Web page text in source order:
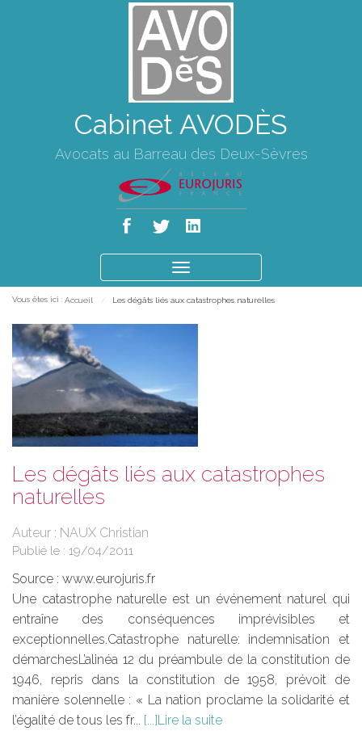
Cabinet AVODÈS
Avocats au Barreau des Deux-Sèvres
le
Vous êtes ici : Accueil Les dégâts liés aux catastrophes naturelles
Les dégâts liés aux catastrophes
naturelles
Auteur : NAUX Christian
Publié le : 19/04/2011
Source : www.eurojuris.fr
Une catastrophe naturelle est un événement naturel qui
entraîne des conséquences imprévisibles et
exceptionnelles.Catastrophe naturelle: indemnisation et
démarchesL’alinéa 12 du préambule de la constitution de
1946, repris dans la constitution de 1958, prévoit de
manière solennelle : « La nation proclame la solidarité et
l’égalité de tous les fr...
Lire la suite